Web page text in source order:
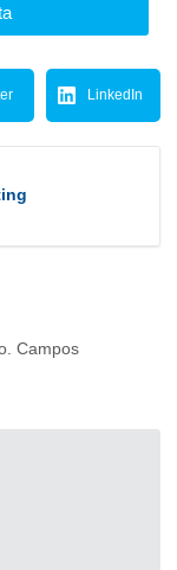
LinkedIn
Campos